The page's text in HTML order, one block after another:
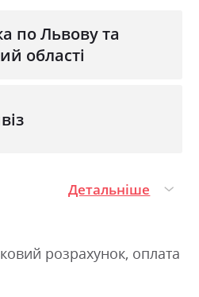
по Львову та
області
Детальніше
розрахунок, оплата